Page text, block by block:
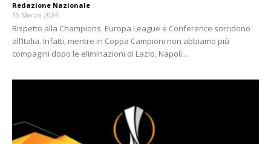
Redazione Nazionale -
15 Marzo 2024
Rispetto alla Champions, Europa League e Conference sorridono
all’Italia. Infatti, mentre in Coppa Campioni non abbiamo più
compagini dopo le eliminazioni di Lazio, Napoli...